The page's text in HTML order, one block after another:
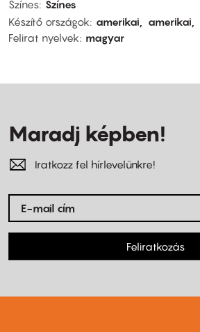
Színes Színes
Készítő országok
amerikai amerikai
Felirat nyelvek
magyar
Maradj képben!
Iratkozz fel hírlevelünkre!
Feliratkozás